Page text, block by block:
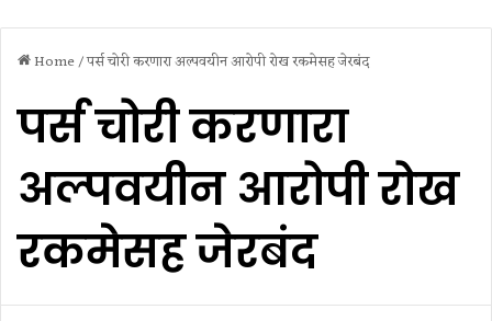
Home/पर्स चोरी करणारा अल्पवयीन आरोपी रोख रकमेसह जेरबंद
पर्स चोरी करणारा
अल्पवयीन आरोपी रोख
रकमेसह जेरबंद